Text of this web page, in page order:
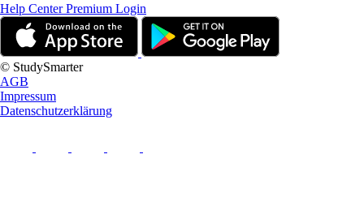
Help CenterPremium Login
© StudySmarter
AGB
Impressum
Datenschutzerklärung